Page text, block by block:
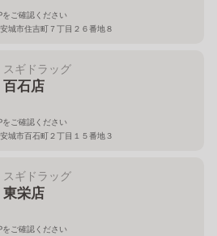
をご確認ください
城市住吉町７丁目２６番地８
スギドラッグ
百石店
をご確認ください
城市百石町２丁目１５番地３
スギドラッグ
東栄店
をご確認ください